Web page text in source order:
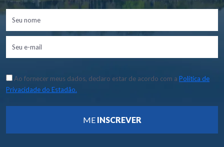
Ao fornecer meus dados, declaro estar de acordo com a Política de
Privacidade do Estadão.
ME INSCREVER